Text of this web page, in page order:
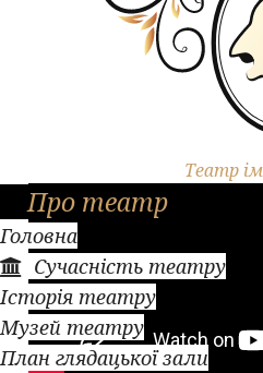
Театр
Про театр
Головна
Сучасність театру
Історія театру
Музей театру
План глядацької зали
Проект